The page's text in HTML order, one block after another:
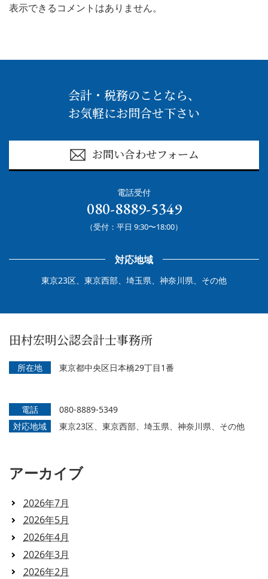
表示できるコメントはありません。
会計・税務のことなら、
お気軽にお問合せ下さい
お問い合わせフォーム
電話受付
080-8889-5349
（受付：平日 9:30〜18:00）
対応地域
東京23区、東京西部、埼玉県、神奈川県、その他
田村宏明公認会計士事務所
所在地 東京都中央区日本橋29丁目1番
電話
080-8889-5349
対応地域
東京23区、東京西部、埼玉県、神奈川県、その他
アーカイブ
2026年7月
2026年5月
2026年4月
2026年3月
2026年2月